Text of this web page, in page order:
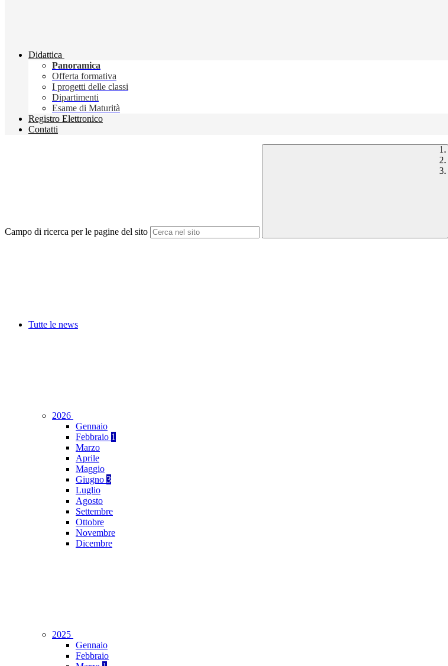
Didattica
Panoramica
Offerta formativa
I progetti delle classi
Dipartimenti
Esame di Maturità
Registro Elettronico
Contatti
Campo di ricerca per le pagine del sito
Tutte le news
2026
Gennaio
Febbraio 1
Marzo
Aprile
Maggio
Giugno 3
Luglio
Agosto
Settembre
Ottobre
Novembre
Dicembre
2025
Gennaio
Febbraio